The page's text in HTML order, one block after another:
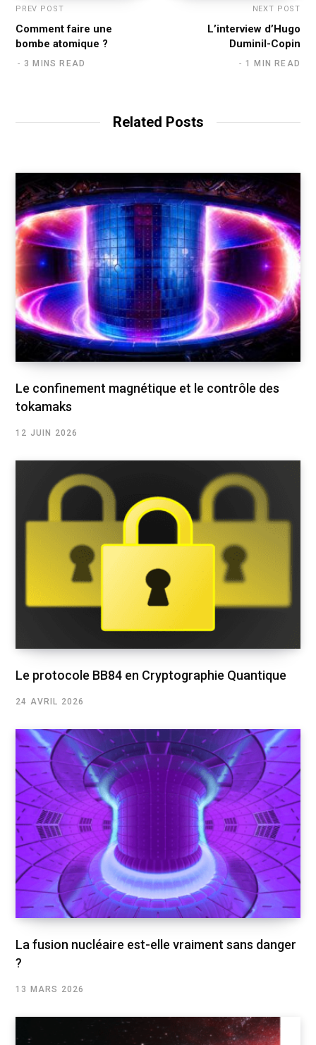
PREV POST
Comment faire une
bombe atomique ?
3 MINS READ
NEXT POST
L’interview d’Hugo
Duminil-Copin
1 MIN READ
Related Posts
Le confinement magnétique et le contrôle des
tokamaks
12 JUIN 2026
Le protocole BB84 en Cryptographie Quantique
24 AVRIL 2026
La fusion nucléaire est-elle vraiment sans danger
?
13 MARS 2026